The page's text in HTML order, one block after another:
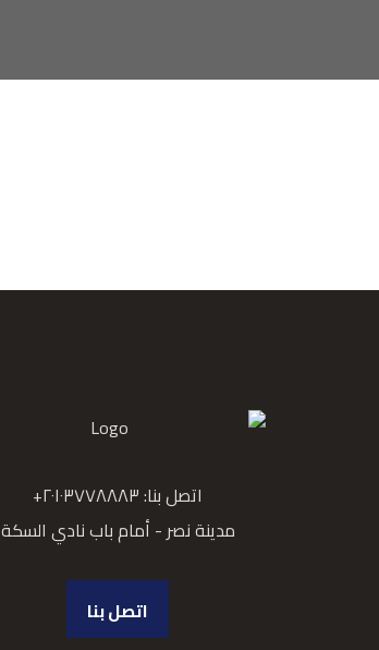
اتصل بنا: ٢٠١٠٣٧٧٨٨٨٣+
مدينة نصر - أمام باب نادي السكة
اتصل بنا